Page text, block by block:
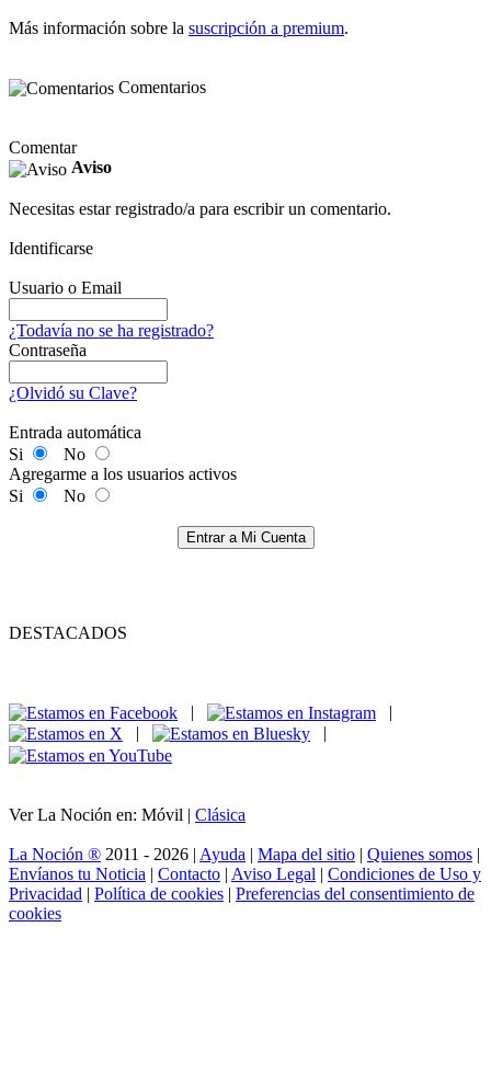
Más información sobre la suscripción a premium.
Comentarios
Comentar
Aviso
Necesitas estar registrado/a para escribir un comentario.
Identificarse
Usuario o Email
¿Todavía no se ha registrado?
Contraseña
¿Olvidó su Clave?
Entrada automática
Si
No
Agregarme a los usuarios activos
Si
No
Entrar a Mi Cuenta
DESTACADOS
|
|
|
|
Ver La Noción en: Móvil | Clásica
La Noción ® 2011 - 2026 | Ayuda | Mapa del sitio | Quienes somos |
Envíanos tu Noticia | Contacto | Aviso Legal | Condiciones de Uso y
Privacidad | Política de cookies | Preferencias del consentimiento de
cookies